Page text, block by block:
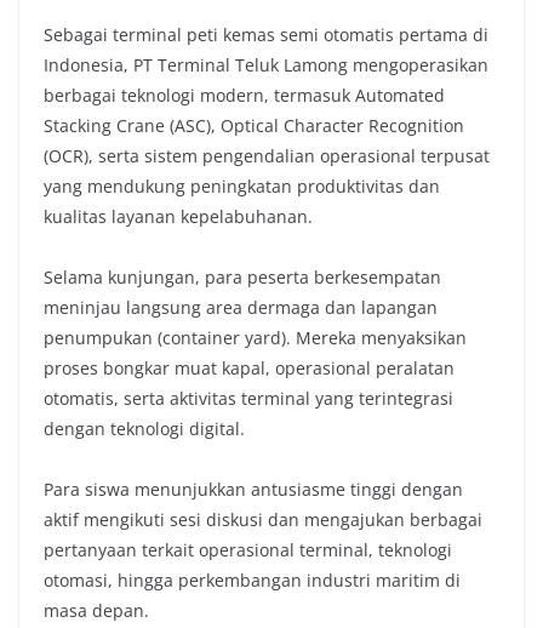
Sebagai terminal peti kemas semi otomatis pertama di
Indonesia, PT Terminal Teluk Lamong mengoperasikan
berbagai teknologi modern, termasuk Automated
Stacking Crane (ASC), Optical Character Recognition
(OCR), serta sistem pengendalian operasional terpusat
yang mendukung peningkatan produktivitas dan
kualitas layanan kepelabuhanan.
Selama kunjungan, para peserta berkesempatan
meninjau langsung area dermaga dan lapangan
penumpukan (container yard). Mereka menyaksikan
proses bongkar muat kapal, operasional peralatan
otomatis, serta aktivitas terminal yang terintegrasi
dengan teknologi digital.
Para siswa menunjukkan antusiasme tinggi dengan
aktif mengikuti sesi diskusi dan mengajukan berbagai
pertanyaan terkait operasional terminal, teknologi
otomasi, hingga perkembangan industri maritim di
masa depan.